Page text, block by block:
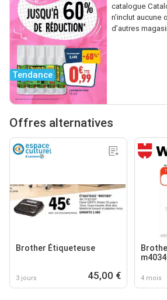
Tendance
catalogue
n’inclut aucune
d’autres
Offres alternatives
Brother Étiqueteuse
3 jours 45,00 € 4 mois